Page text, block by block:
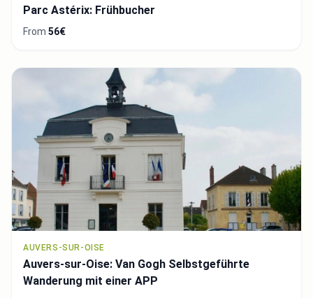
Parc Astérix: Frühbucher
From 56€
AUVERS-SUR-OISE
Auvers-sur-Oise: Van Gogh Selbstgeführte
Wanderung mit einer APP